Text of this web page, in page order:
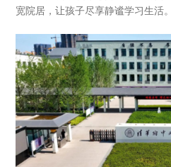
宽院居，让孩子尽享静谧学习生活。